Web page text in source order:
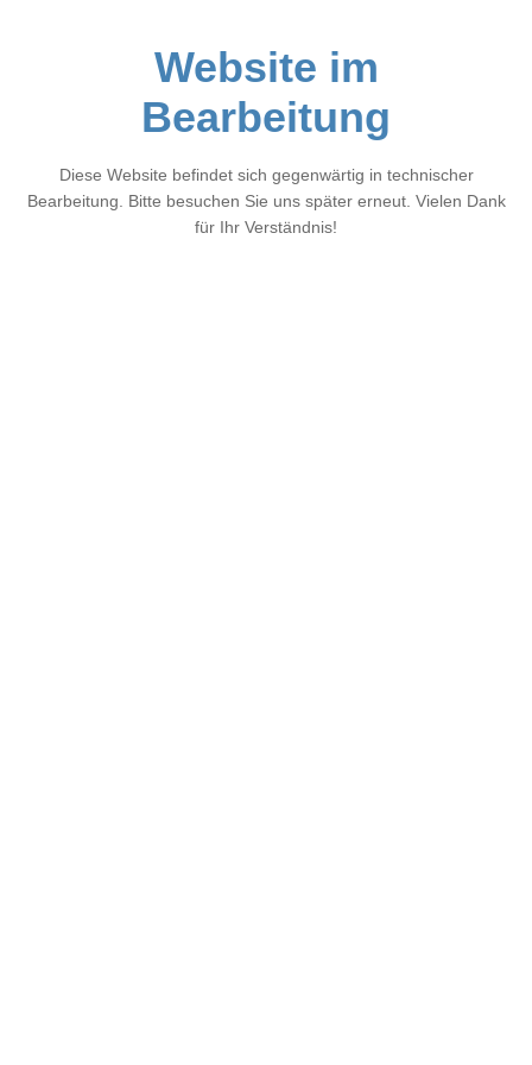
Website im
Bearbeitung
Diese Website befindet sich gegenwärtig in technischer
Bearbeitung. Bitte besuchen Sie uns später erneut. Vielen Dank
für Ihr Verständnis!